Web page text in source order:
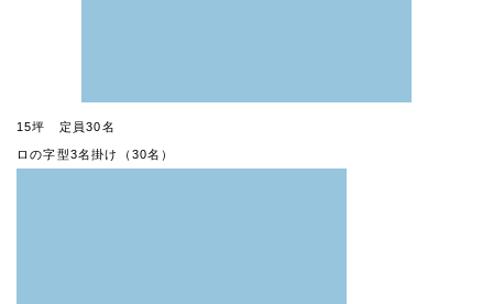
15坪 定員30名
ロの字型3名掛け（30名）